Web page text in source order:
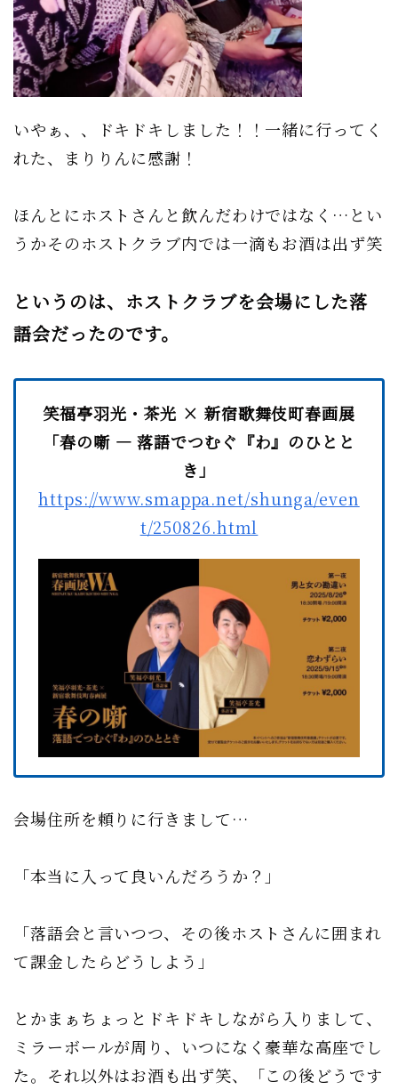
いやぁ、、ドキドキしました！！一緒に行ってく
れた、まりりんに感謝！
ほんとにホストさんと飲んだわけではなく…とい
うかそのホストクラブ内では一滴もお酒は出ず笑
というのは、ホストクラブを会場にした落
語会だったのです。
笑福亭羽光・茶光 × 新宿歌舞伎町春画展
「春の噺 ― 落語でつむぐ『わ』のひとと
き」
https://www.smappa.net/shunga/even
t/250826.html
会場住所を頼りに行きまして…
「本当に入って良いんだろうか？」
「落語会と言いつつ、その後ホストさんに囲まれ
て課金したらどうしよう」
とかまぁちょっとドキドキしながら入りまして、
ミラーボールが周り、いつになく豪華な高座でし
た。それ以外はお酒も出ず笑、「この後どうです